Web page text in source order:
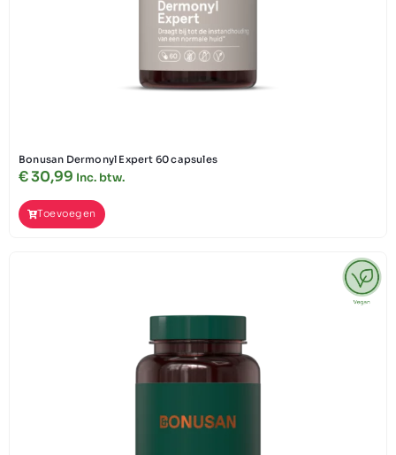
Bonusan Dermonyl Expert 60 capsules
€30,99 Inc. btw.
Toevoegen